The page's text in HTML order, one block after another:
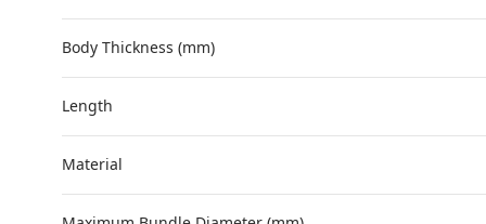
Body Thickness (mm)
Length
Material